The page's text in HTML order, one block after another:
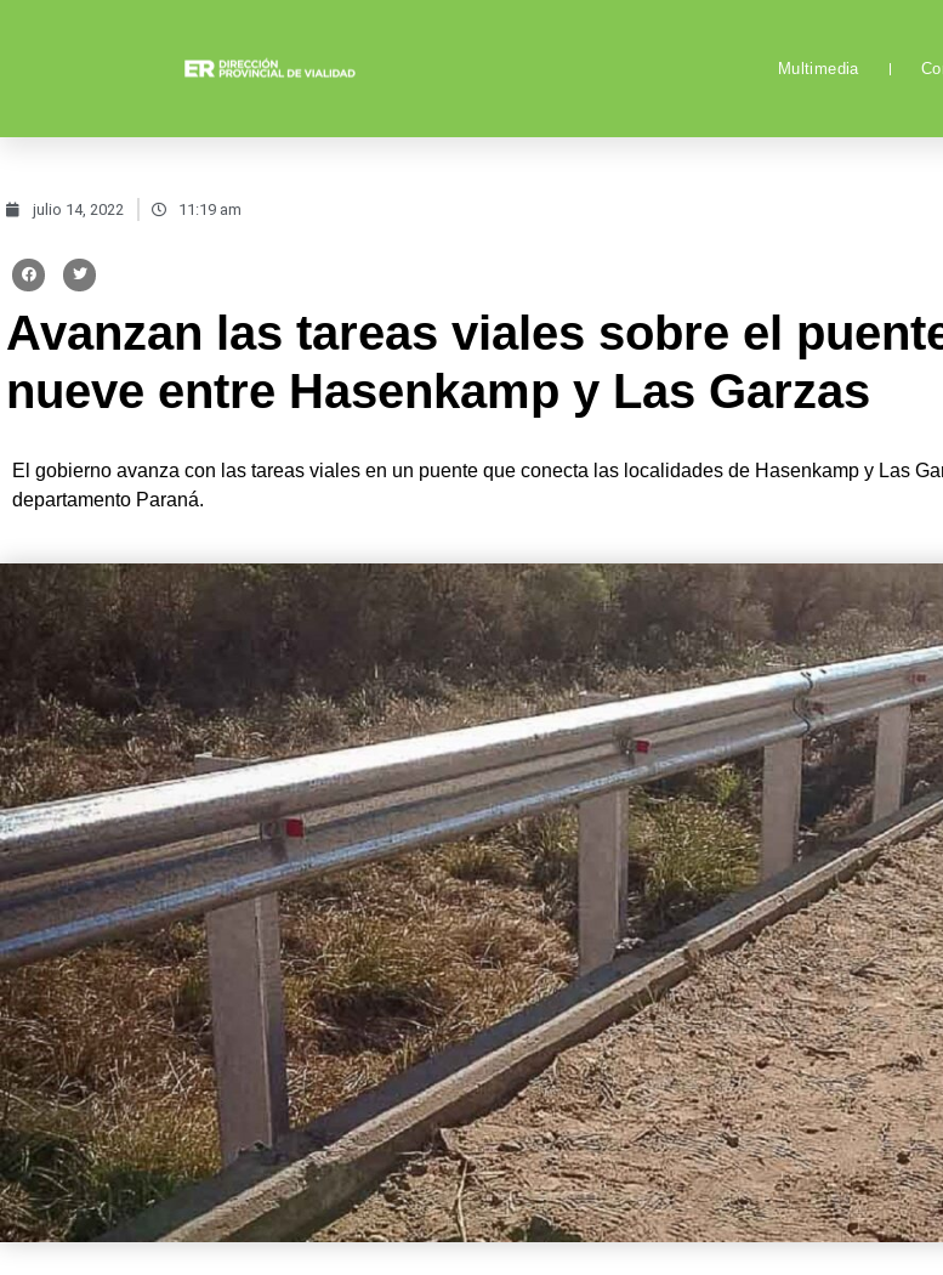
Multimedia
julio 14, 2022 11:19 am
Avanzan las tareas viales sobre el
nueve entre Hasenkamp y Las Garzas
El gobierno avanza con las tareas viales en un puente que conecta las localidades de Hasenkamp y Las
departamento Paraná.